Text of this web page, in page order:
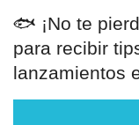
🐟 ¡No te
para recibir
lanzamientos